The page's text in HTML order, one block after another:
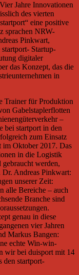
Jahre Innovationen
des vierten
eine positive
sprachen NRW-
Pinkwart,
Startup-
digitaler
das Konzept, das die
in
Trainer für Produktion
Gabelstaplerflotten
–
bei startport in den
zum Einsatz
im Oktober 2017. Das
in die Logistik
werden,
Andreas Pinkwart:
unserer Zeit:
alle Bereiche – auch
Branche sind
genau in diese
vier Jahren
Markus Bangen:
echte Win-win-
wir bei duisport mit 14
den startport-